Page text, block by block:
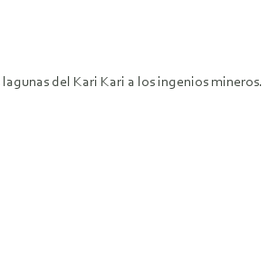
del Kari Kari a los ingenios mineros.